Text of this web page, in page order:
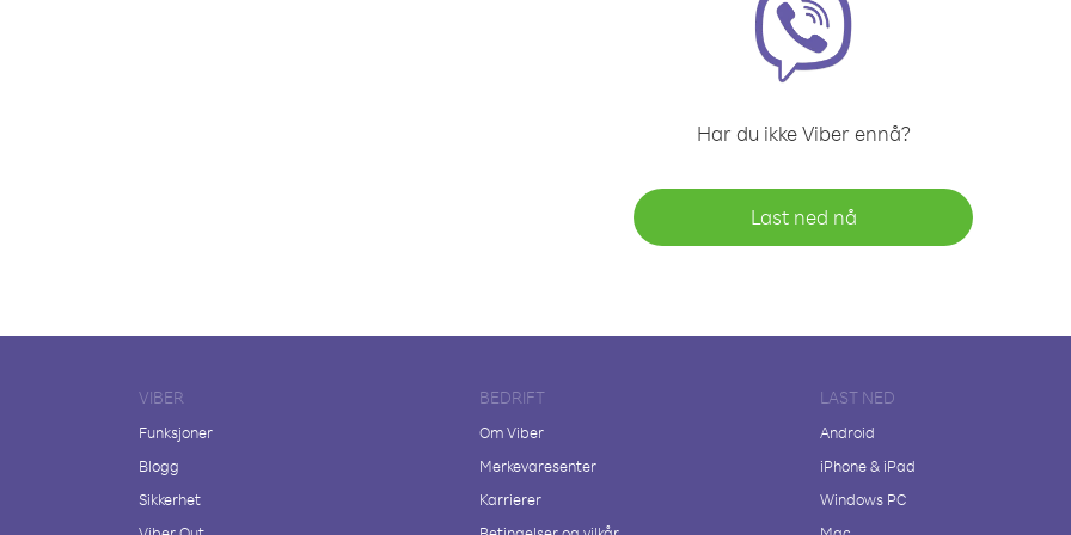
Har du ikke Viber ennå?
Last ned nå
VIBER
Funksjoner
Blogg
Sikkerhet
BEDRIFT
Om Viber
Merkevaresenter
Karrierer
LAST NED
Android
iPhone & iPad
Windows PC